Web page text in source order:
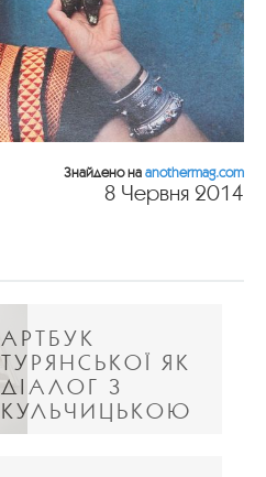
Знайдено на anothermag.com
8 Червня 2014
АРТБУК
ТУРЯНСЬКОЇ ЯК
ДІАЛОГ З
КУЛЬЧИЦЬКОЮ